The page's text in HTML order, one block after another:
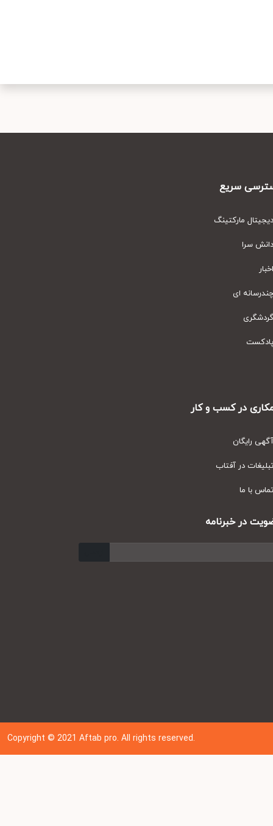
سریع
مارکتینگ
سرا
ای
در کسب و کار
رایگان
در آفتاب
با ما
در خبرنامه
Copyright © 202 1Aftab pro. All rights reserved.